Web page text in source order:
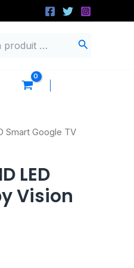
Smart Google TV
LED
Vision